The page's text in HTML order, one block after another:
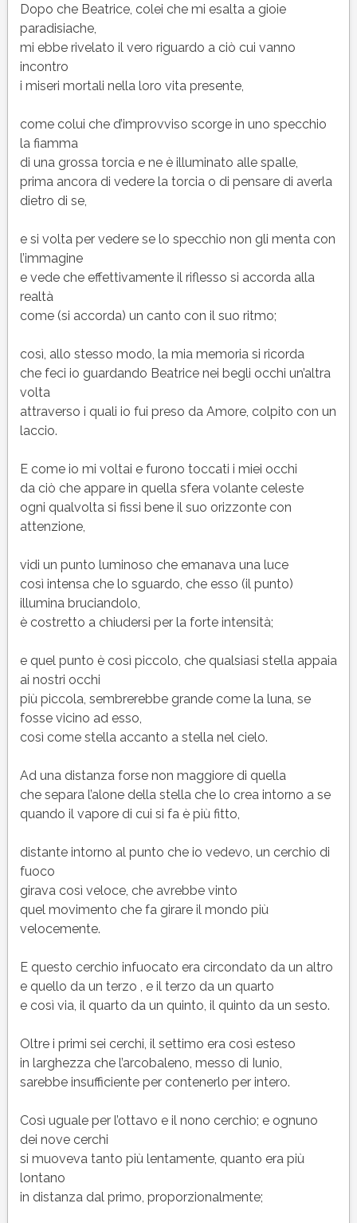
Dopo che Beatrice, colei che mi esalta a gioie
paradisiache,
mi ebbe rivelato il vero riguardo a ciò cui vanno
incontro
i miseri mortali nella loro vita presente,
come colui che d’improvviso scorge in uno specchio
la fiamma
di una grossa torcia e ne è illuminato alle spalle,
prima ancora di vedere la torcia o di pensare di averla
dietro di se,
e si volta per vedere se lo specchio non gli menta con
l’immagine
e vede che effettivamente il riflesso si accorda alla
realtà
come (si accorda) un canto con il suo ritmo;
così, allo stesso modo, la mia memoria si ricorda
che feci io guardando Beatrice nei begli occhi un’altra
volta
attraverso i quali io fui preso da Amore, colpito con un
laccio.
E come io mi voltai e furono toccati i miei occhi
da ciò che appare in quella sfera volante celeste
ogni qualvolta si fissi bene il suo orizzonte con
attenzione,
vidi un punto luminoso che emanava una luce
così intensa che lo sguardo, che esso (il punto)
illumina bruciandolo,
è costretto a chiudersi per la forte intensità;
e quel punto è così piccolo, che qualsiasi stella appaia
ai nostri occhi
più piccola, sembrerebbe grande come la luna, se
fosse vicino ad esso,
così come stella accanto a stella nel cielo.
Ad una distanza forse non maggiore di quella
che separa l’alone della stella che lo crea intorno a se
quando il vapore di cui si fa è più fitto,
distante intorno al punto che io vedevo, un cerchio di
fuoco
girava così veloce, che avrebbe vinto
quel movimento che fa girare il mondo più
velocemente.
E questo cerchio infuocato era circondato da un altro
e quello da un terzo , e il terzo da un quarto
e così via, il quarto da un quinto, il quinto da un sesto.
Oltre i primi sei cerchi, il settimo era così esteso
in larghezza che l’arcobaleno, messo di Iunio,
sarebbe insufficiente per contenerlo per intero.
Così uguale per l’ottavo e il nono cerchio; e ognuno
dei nove cerchi
si muoveva tanto più lentamente, quanto era più
lontano
in distanza dal primo, proporzionalmente;